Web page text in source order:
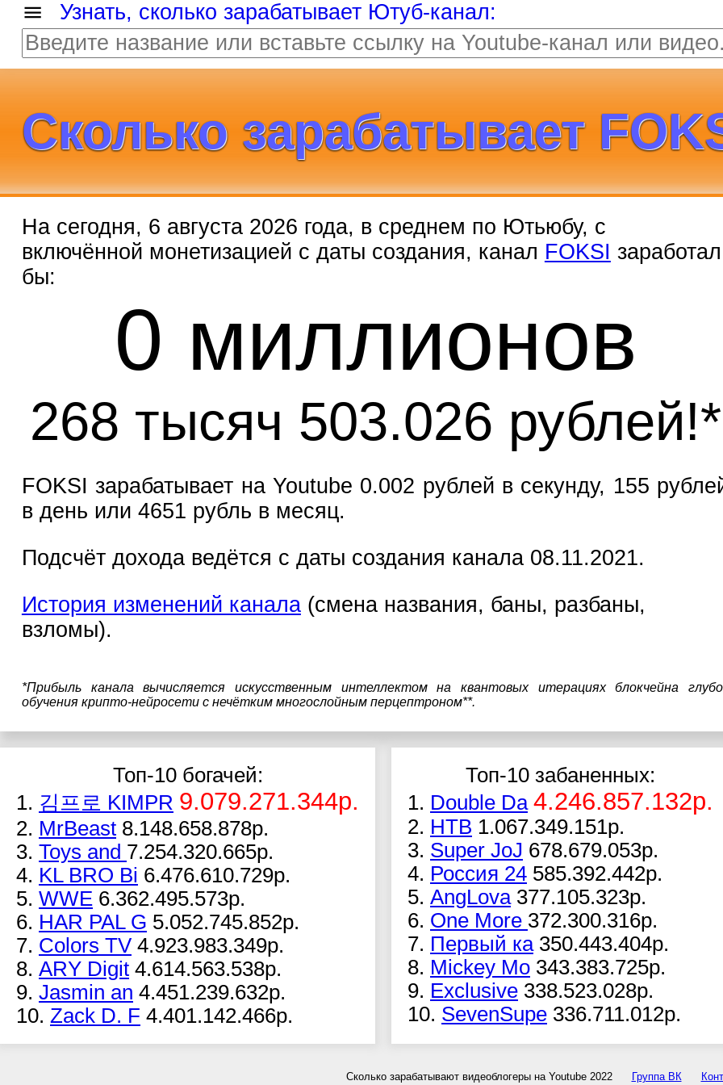
Узнать, сколько зарабатывает Ютуб-канал:
Сколько зарабатывает
На сегодня, 6 августа 2026 года, в среднем по Ютьюбу, с
включённой монетизацией с даты создания, канал FOKSI заработал
бы:
0 миллионов
268 тысяч 503.027 рублей!*
FOKSI зарабатывает на Youtube 0.002 рублей в секунду, 155
в день или 4651 рубль в месяц.
Подсчёт дохода ведётся с даты создания канала 08.11.2021.
История изменений канала(смена названия, баны, разбаны,
взломы).
*Прибыль канала вычисляется искусственным интеллектом на квантовых итерациях блокчейна
обучения крипто-нейросети с нечётким многослойным перцептроном**.
Топ-10 богачей:
1. 김프로 KIMPR 9.079.271.344р.
2. MrBeast 8.148.658.878р.
3. Toys and 7.254.320.665р.
4. KL BRO Bi 6.476.610.729р.
5. WWE 6.362.495.573р.
6. HAR PAL G 5.052.745.852р.
7. Colors TV 4.923.983.349р.
8. ARY Digit 4.614.563.538р.
9. Jasmin an 4.451.239.632р.
10. Zack D. F 4.401.142.466р.
Топ-10 забаненных:
1. Double Da 4.246.857.132р.
2. НТВ 1.067.349.151р.
3. Super JoJ 678.679.053р.
4. Россия 24 585.392.442р.
5. AngLova 377.105.323р.
6. One More 372.300.316р.
7. Первый ка 350.443.404р.
8. Mickey Mo 343.383.725р.
9. Exclusive 338.523.028р.
10. SevenSupe 336.711.012р.
Сколько зарабатывают видеоблогеры на Youtube 2022 Группа ВК